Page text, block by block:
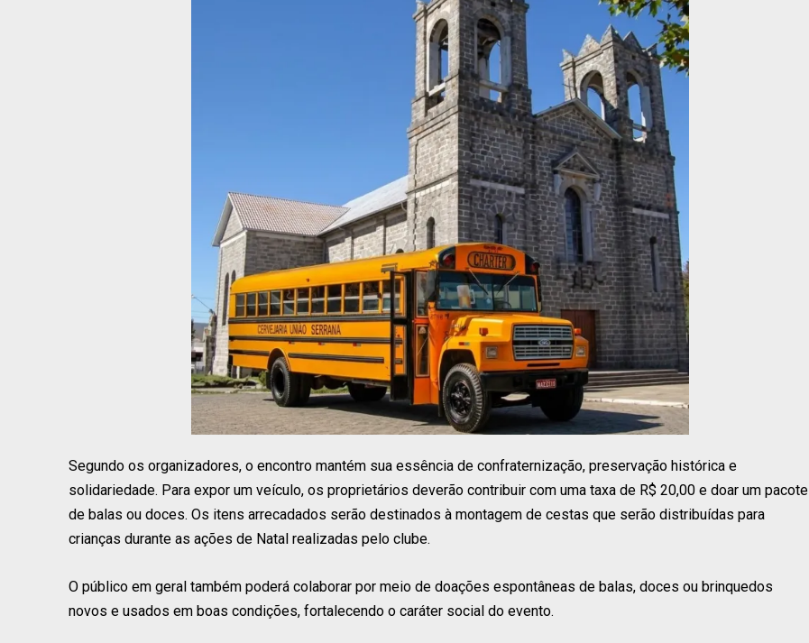
Segundo os organizadores, o encontro mantém sua essência de confraternização, preservação histórica e
solidariedade. Para expor um veículo, os proprietários deverão contribuir com uma taxa de R$ 20,00 e doar um pacote
de balas ou doces. Os itens arrecadados serão destinados à montagem de cestas que serão distribuídas para
crianças durante as ações de Natal realizadas pelo clube.
O público em geral também poderá colaborar por meio de doações espontâneas de balas, doces ou brinquedos
novos e usados em boas condições, fortalecendo o caráter social do evento.